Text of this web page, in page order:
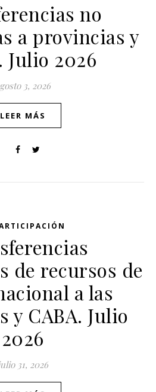
no
a provincias y
Julio 2026
3, 2026
LEER MÁS
de recursos de
a las
y CABA. Julio
2026
31, 2026